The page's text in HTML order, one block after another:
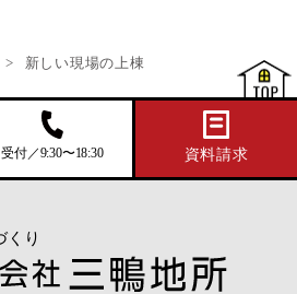
新しい現場の上棟
受付／9:30〜18:30 資料請求